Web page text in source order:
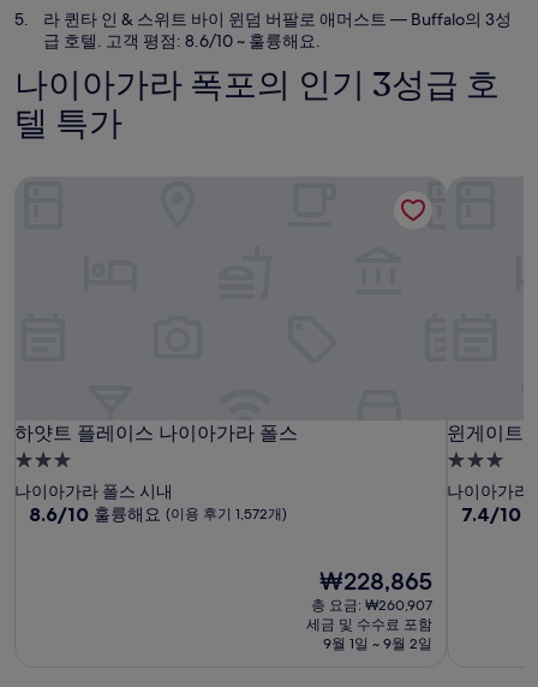
라 퀸타 인 & 스위트 바이 윈덤 버팔로 애머스트 — Buffalo의 3성
급 호텔. 고객 평점: 8.6/10 ~ 훌륭해요.
나이아가라 폭포의 인기 3성급 호
텔 특가
하얏트 플레이스 나이아가라 폴스
하얏트 플레이스 나이아가라 폴스
3.0
성
급
나이아가라 폴스 시내
10
8.6/10 훌륭해요 (이용 후기 1,572개)
현
재
요
금
₩228,865
총 요금: ₩260,907
세금 및 수수료 포함
9월 1일 ~ 9월 2일
윈게이트
윈게이트
3.0
성
급
나이아가라
10
7.4/10